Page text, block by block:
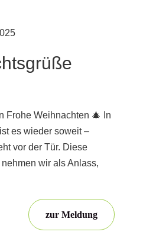
Frohe Weihnachten 🎄 In
es wieder soweit –
vor der Tür. Diese
wir als Anlass,
zur Meldung